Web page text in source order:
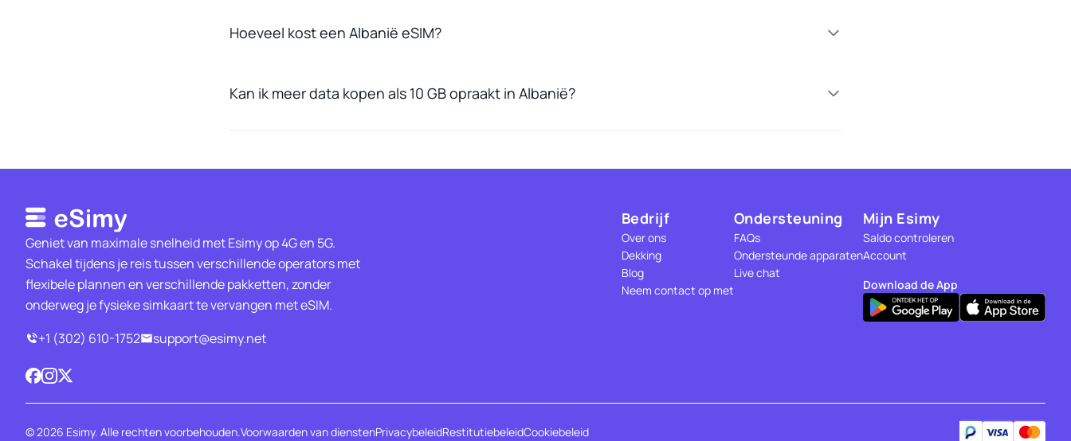
Hoeveel kost een Albanië eSIM?
Kan ik meer data kopen als 10 GB opraakt in Albanië?
Geniet van maximale snelheid met Esimy op 4G en 5G.
Schakel tijdens je reis tussen verschillende operators met
flexibele plannen en verschillende pakketten, zonder
onderweg je fysieke simkaart te vervangen met eSIM.
+1 (302) 610-1752
support@esimy.net
Bedrijf
Over ons
Dekking
Blog
Neem contact op met
Ondersteuning
FAQs
Ondersteunde apparaten
Live chat
Mijn Esimy
Saldo controleren
Account
Download de App
© 2026 Esimy. Alle rechten voorbehouden.Voorwaarden van dienstenPrivacybeleidRestitutiebeleidCookiebeleid